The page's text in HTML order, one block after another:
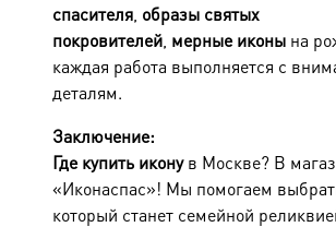
спасителя образы святых
покровителей мерные иконы на
каждая работа выполняется с
деталям.
Заключение:
Где купить иконув Москве? В
«Иконаспас»! Мы помогаем
который станет семейной